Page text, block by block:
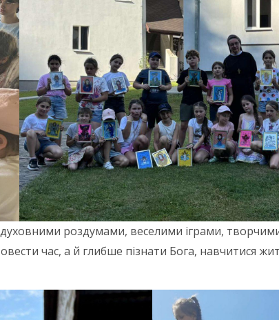
роздумами, веселими іграми,
час, а й глибше пізнати Бога, навчитися